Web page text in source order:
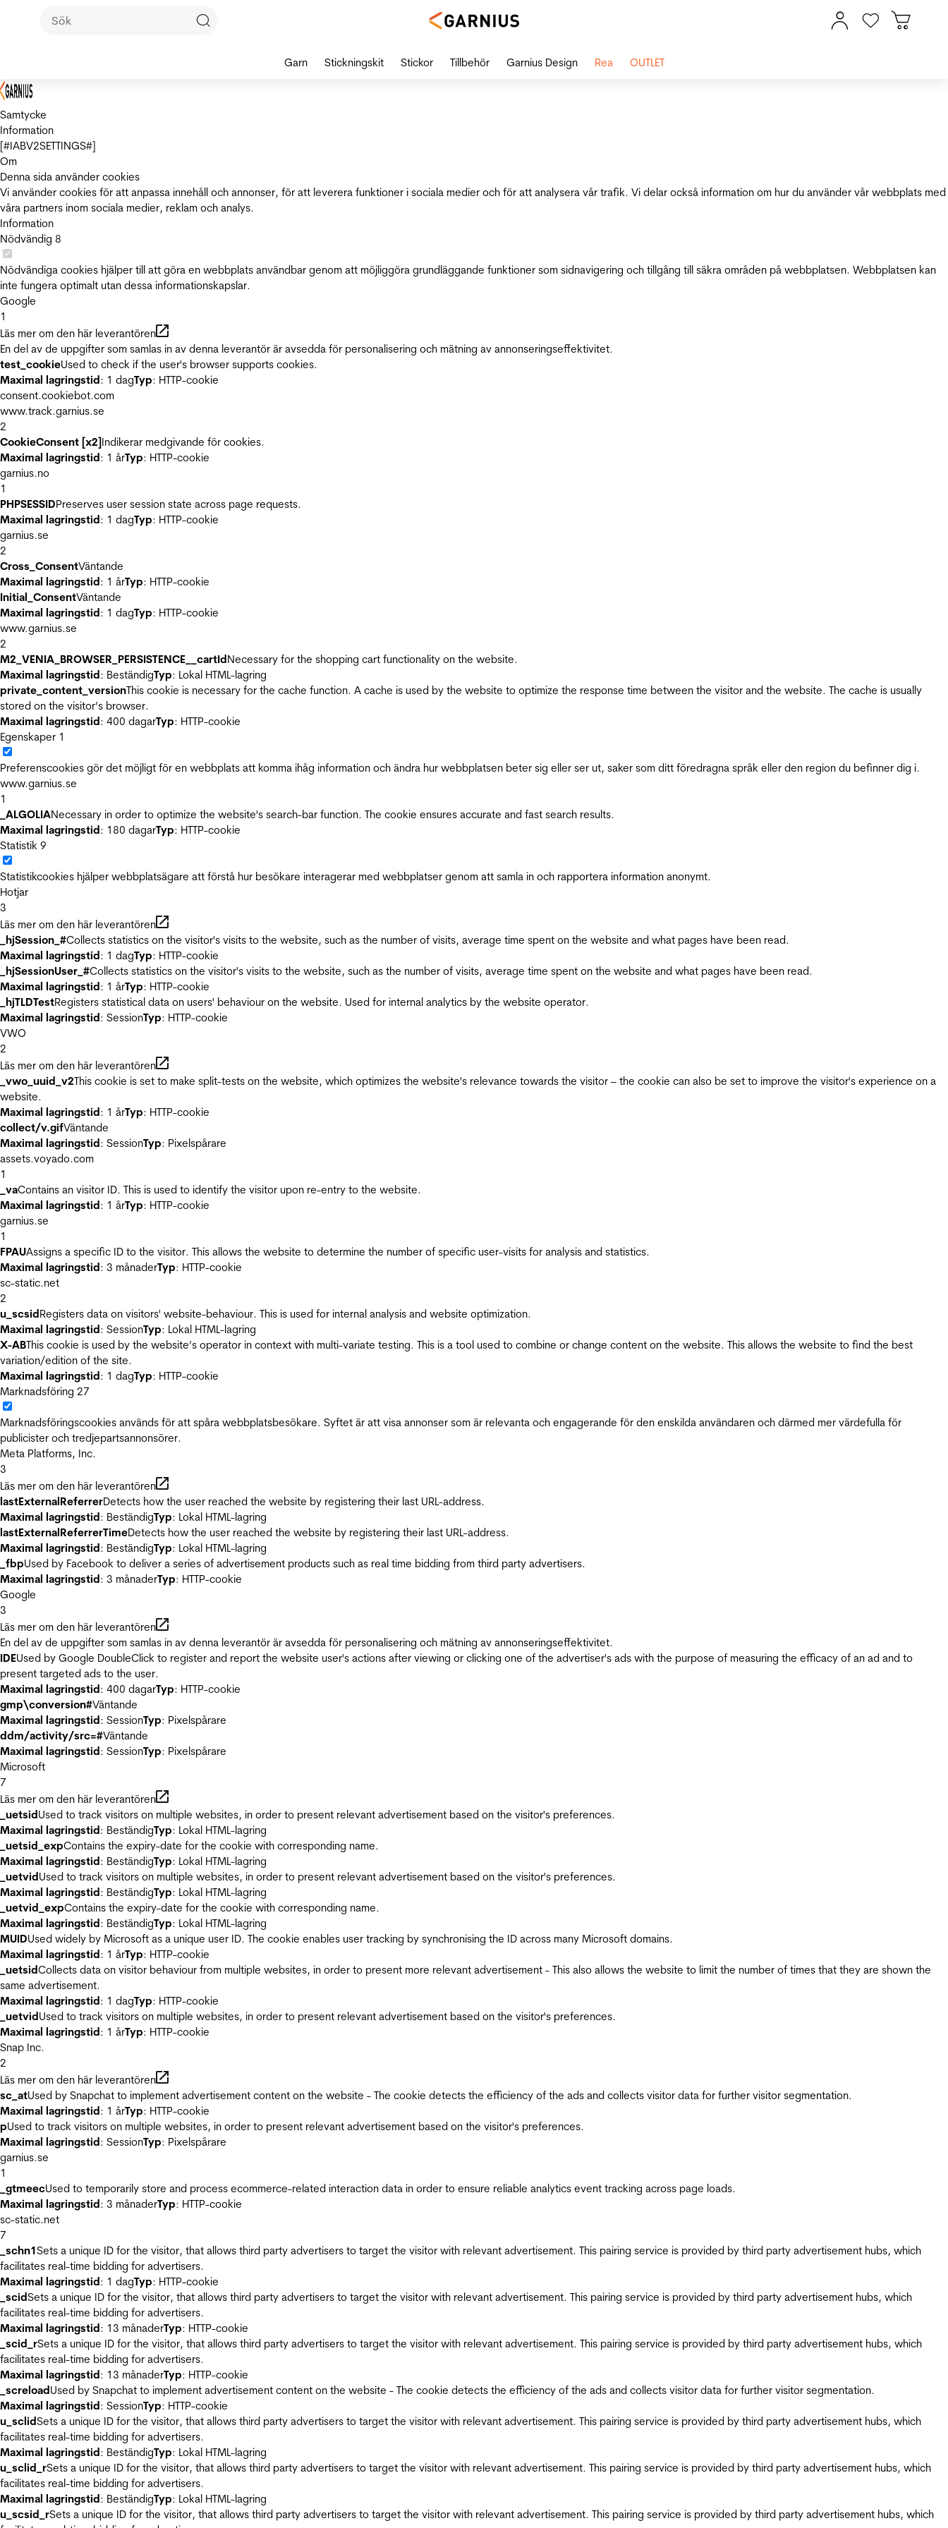
Samtycke
Information
[#IABV2SETTINGS#]
Om
Denna sida använder cookies
Vi använder cookies för att anpassa innehåll och annonser, för att leverera funktioner i sociala medier och för att analysera vår trafik. Vi delar också information om hur du använder vår webbplats med
våra partners inom sociala medier, reklam och analys.
Information
Nödvändig 8
Nödvändiga cookies hjälper till att göra en webbplats användbar genom att möjliggöra grundläggande funktioner som sidnavigering och tillgång till säkra områden på webbplatsen. Webbplatsen kan
inte fungera optimalt utan dessa informationskapslar.
Google
1
Läs mer om den här leverantören
En del av de uppgifter som samlas in av denna leverantör är avsedda för personalisering och mätning av annonseringseffektivitet.
test_cookieUsed to check if the user's browser supports cookies.
Maximal lagringstid: 1 dagTyp: HTTP-cookie
consent.cookiebot.com
www.track.garnius.se
2
CookieConsent [x2]Indikerar medgivande för cookies.
Maximal lagringstid: 1 årTyp: HTTP-cookie
garnius.no
1
PHPSESSIDPreserves user session state across page requests.
Maximal lagringstid: 1 dagTyp: HTTP-cookie
garnius.se
2
Cross_ConsentVäntande
Maximal lagringstid: 1 årTyp: HTTP-cookie
Initial_ConsentVäntande
Maximal lagringstid: 1 dagTyp: HTTP-cookie
www.garnius.se
2
M2_VENIA_BROWSER_PERSISTENCE__cartIdNecessary for the shopping cart functionality on the website.
Maximal lagringstid: BeständigTyp: Lokal HTML-lagring
private_content_versionThis cookie is necessary for the cache function. A cache is used by the website to optimize the response time between the visitor and the website. The cache is usually
stored on the visitor’s browser.
Maximal lagringstid: 400 dagarTyp: HTTP-cookie
Egenskaper 1
Preferenscookies gör det möjligt för en webbplats att komma ihåg information och ändra hur webbplatsen beter sig eller ser ut, saker som ditt föredragna språk eller den region du befinner dig i.
www.garnius.se
1
_ALGOLIANecessary in order to optimize the website's search-bar function. The cookie ensures accurate and fast search results.
Maximal lagringstid: 180 dagarTyp: HTTP-cookie
Statistik 9
Statistikcookies hjälper webbplatsägare att förstå hur besökare interagerar med webbplatser genom att samla in och rapportera information anonymt.
Hotjar
3
Läs mer om den här leverantören
_hjSession_#Collects statistics on the visitor's visits to the website, such as the number of visits, average time spent on the website and what pages have been read.
Maximal lagringstid: 1 dagTyp: HTTP-cookie
_hjSessionUser_#Collects statistics on the visitor's visits to the website, such as the number of visits, average time spent on the website and what pages have been read.
Maximal lagringstid: 1 årTyp: HTTP-cookie
_hjTLDTestRegisters statistical data on users' behaviour on the website. Used for internal analytics by the website operator.
Maximal lagringstid: SessionTyp: HTTP-cookie
VWO
2
Läs mer om den här leverantören
_vwo_uuid_v2This cookie is set to make split-tests on the website, which optimizes the website's relevance towards the visitor – the cookie can also be set to improve the visitor's experience on a
website.
Maximal lagringstid: 1 årTyp: HTTP-cookie
collect/v.gifVäntande
Maximal lagringstid: SessionTyp: Pixelspårare
assets.voyado.com
1
_vaContains an visitor ID. This is used to identify the visitor upon re-entry to the website.
Maximal lagringstid: 1 årTyp: HTTP-cookie
garnius.se
1
FPAUAssigns a specific ID to the visitor. This allows the website to determine the number of specific user-visits for analysis and statistics.
Maximal lagringstid: 3 månaderTyp: HTTP-cookie
sc-static.net
2
u_scsidRegisters data on visitors' website-behaviour. This is used for internal analysis and website optimization.
Maximal lagringstid: SessionTyp: Lokal HTML-lagring
X-ABThis cookie is used by the website’s operator in context with multi-variate testing. This is a tool used to combine or change content on the website. This allows the website to find the best
variation/edition of the site.
Maximal lagringstid: 1 dagTyp: HTTP-cookie
Marknadsföring 27
Marknadsföringscookies används för att spåra webbplatsbesökare. Syftet är att visa annonser som är relevanta och engagerande för den enskilda användaren och därmed mer värdefulla för
publicister och tredjepartsannonsörer.
Meta Platforms, Inc.
3
Läs mer om den här leverantören
lastExternalReferrerDetects how the user reached the website by registering their last URL-address.
Maximal lagringstid: BeständigTyp: Lokal HTML-lagring
lastExternalReferrerTimeDetects how the user reached the website by registering their last URL-address.
Maximal lagringstid: BeständigTyp: Lokal HTML-lagring
_fbpUsed by Facebook to deliver a series of advertisement products such as real time bidding from third party advertisers.
Maximal lagringstid: 3 månaderTyp: HTTP-cookie
Google
3
Läs mer om den här leverantören
En del av de uppgifter som samlas in av denna leverantör är avsedda för personalisering och mätning av annonseringseffektivitet.
IDEUsed by Google DoubleClick to register and report the website user's actions after viewing or clicking one of the advertiser's ads with the purpose of measuring the efficacy of an ad and to
present targeted ads to the user.
Maximal lagringstid: 400 dagarTyp: HTTP-cookie
gmp\conversion#Väntande
Maximal lagringstid: SessionTyp: Pixelspårare
ddm/activity/src=#Väntande
Maximal lagringstid: SessionTyp: Pixelspårare
Microsoft
7
Läs mer om den här leverantören
_uetsidUsed to track visitors on multiple websites, in order to present relevant advertisement based on the visitor's preferences.
Maximal lagringstid: BeständigTyp: Lokal HTML-lagring
_uetsid_expContains the expiry-date for the cookie with corresponding name.
Maximal lagringstid: BeständigTyp: Lokal HTML-lagring
_uetvidUsed to track visitors on multiple websites, in order to present relevant advertisement based on the visitor's preferences.
Maximal lagringstid: BeständigTyp: Lokal HTML-lagring
_uetvid_expContains the expiry-date for the cookie with corresponding name.
Maximal lagringstid: BeständigTyp: Lokal HTML-lagring
MUIDUsed widely by Microsoft as a unique user ID. The cookie enables user tracking by synchronising the ID across many Microsoft domains.
Maximal lagringstid: 1 årTyp: HTTP-cookie
_uetsidCollects data on visitor behaviour from multiple websites, in order to present more relevant advertisement - This also allows the website to limit the number of times that they are shown the
same advertisement.
Maximal lagringstid: 1 dagTyp: HTTP-cookie
_uetvidUsed to track visitors on multiple websites, in order to present relevant advertisement based on the visitor's preferences.
Maximal lagringstid: 1 årTyp: HTTP-cookie
Snap Inc.
2
Läs mer om den här leverantören
sc_atUsed by Snapchat to implement advertisement content on the website - The cookie detects the efficiency of the ads and collects visitor data for further visitor segmentation.
Maximal lagringstid: 1 årTyp: HTTP-cookie
pUsed to track visitors on multiple websites, in order to present relevant advertisement based on the visitor's preferences.
Maximal lagringstid: SessionTyp: Pixelspårare
garnius.se
1
_gtmeecUsed to temporarily store and process ecommerce-related interaction data in order to ensure reliable analytics event tracking across page loads.
Maximal lagringstid: 3 månaderTyp: HTTP-cookie
sc-static.net
7
_schn1Sets a unique ID for the visitor, that allows third party advertisers to target the visitor with relevant advertisement. This pairing service is provided by third party advertisement hubs, which
facilitates real-time bidding for advertisers.
Maximal lagringstid: 1 dagTyp: HTTP-cookie
_scidSets a unique ID for the visitor, that allows third party advertisers to target the visitor with relevant advertisement. This pairing service is provided by third party advertisement hubs, which
facilitates real-time bidding for advertisers.
Maximal lagringstid: 13 månaderTyp: HTTP-cookie
_scid_rSets a unique ID for the visitor, that allows third party advertisers to target the visitor with relevant advertisement. This pairing service is provided by third party advertisement hubs, which
facilitates real-time bidding for advertisers.
Maximal lagringstid: 13 månaderTyp: HTTP-cookie
_screloadUsed by Snapchat to implement advertisement content on the website - The cookie detects the efficiency of the ads and collects visitor data for further visitor segmentation.
Maximal lagringstid: SessionTyp: HTTP-cookie
u_sclidSets a unique ID for the visitor, that allows third party advertisers to target the visitor with relevant advertisement. This pairing service is provided by third party advertisement hubs, which
facilitates real-time bidding for advertisers.
Maximal lagringstid: BeständigTyp: Lokal HTML-lagring
u_sclid_rSets a unique ID for the visitor, that allows third party advertisers to target the visitor with relevant advertisement. This pairing service is provided by third party advertisement hubs, which
facilitates real-time bidding for advertisers.
Maximal lagringstid: BeständigTyp: Lokal HTML-lagring
u_scsid_rSets a unique ID for the visitor, that allows third party advertisers to target the visitor with relevant advertisement. This pairing service is provided by third party advertisement hubs, which
Garn Stickningskit Stickor Tillbehör Garnius Design Rea OUTLET